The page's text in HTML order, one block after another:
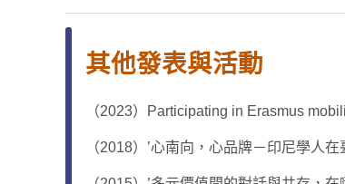
其他發表與活動
（2023）Participating in Erasmus
（2018）’心南向，心品牌－印尼學人